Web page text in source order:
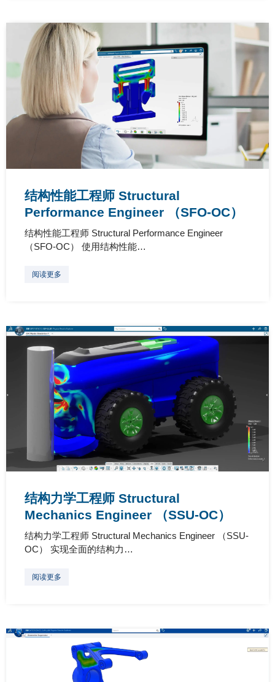
结构性能工程师 Structural
Performance Engineer （SFO-OC）
结构性能工程师 Structural Performance Engineer
（SFO-OC） 使用结构性能…
阅读更多
结构力学工程师 Structural
Mechanics Engineer （SSU-OC）
结构力学工程师 Structural Mechanics Engineer （SSU-
OC） 实现全面的结构力…
阅读更多